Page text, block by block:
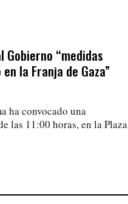
“medidas
la Franja de Gaza”
ha convocado una
las 11:00 horas, en la Plaza